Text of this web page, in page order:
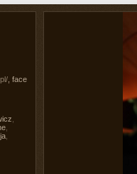
, face